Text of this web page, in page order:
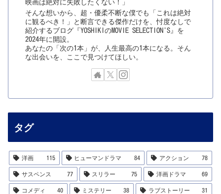
映画は絶対に失敗したくない！」
そんな想いから、超・優柔不断な僕でも「これは絶対
に観るべき！」と断言できる傑作だけを、忖度なしで
紹介するブログ『YOSHIKIのMOVIE SELECTION'S』を
2024年に開設。
あなたの「次の1本」が、人生最高の1本になる。そん
な出会いを、ここで見つけてほしい。
タグ
洋画 115 ヒューマンドラマ 84 アクション 78
サスペンス 77 スリラー 75 洋画ドラマ 69
コメディ 40 ミステリー 38 ラブストーリー 31